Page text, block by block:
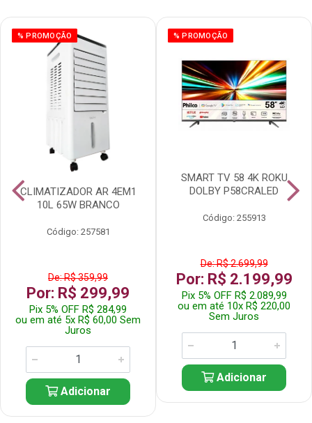
% PROMOÇÃO
CLIMATIZADOR AR 4EM1
10L 65W BRANCO
Código: 257581
De: R$ 359,99
Por: R$ 299,99
Pix 5% OFF R$ 284,99
ou em até 5x R$ 60,00 Sem
Juros
Adicionar
% PROMOÇÃO
SMART TV 58 4K ROKU
DOLBY P58CRALED
Código: 255913
De: R$ 2.699,99
Por: R$ 2.199,99
Pix 5% OFF R$ 2.089,99
ou em até 10x R$ 220,00
Sem Juros
Adicionar